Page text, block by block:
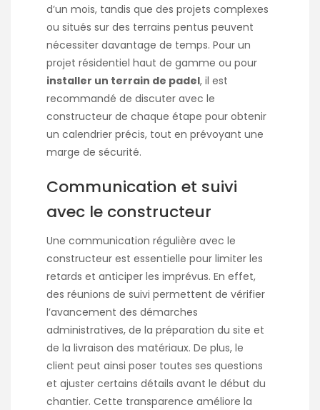
d’un mois, tandis que des projets complexes
ou situés sur des terrains pentus peuvent
nécessiter davantage de temps. Pour un
projet résidentiel haut de gamme ou pour
installer un terrain de padel, il est
recommandé de discuter avec le
constructeur de chaque étape pour obtenir
un calendrier précis, tout en prévoyant une
marge de sécurité.
Communication et suivi
avec le constructeur
Une communication régulière avec le
constructeur est essentielle pour limiter les
retards et anticiper les imprévus. En effet,
des réunions de suivi permettent de vérifier
l’avancement des démarches
administratives, de la préparation du site et
de la livraison des matériaux. De plus, le
client peut ainsi poser toutes ses questions
et ajuster certains détails avant le début du
chantier. Cette transparence améliore la